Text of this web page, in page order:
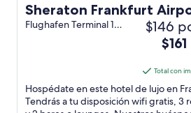
Sheraton Frankfurt
Hotel & Conference
Flughafen Terminal 1
$146
El
es
de
$161
Total con
Hospédate en este hotel de lujo en
Tendrás a tu disposición wifi gratis, 3